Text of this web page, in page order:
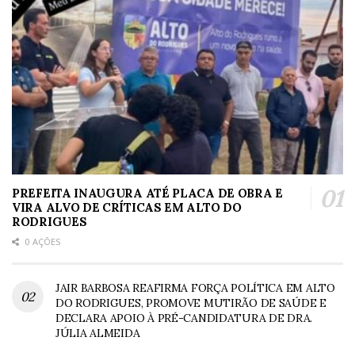
PREFEITA INAUGURA ATÉ PLACA DE OBRA E
VIRA ALVO DE CRÍTICAS EM ALTO DO
RODRIGUES
0 AÇÕES
JAIR BARBOSA REAFIRMA FORÇA POLÍTICA EM ALTO
DO RODRIGUES, PROMOVE MUTIRÃO DE SAÚDE E
DECLARA APOIO À PRÉ-CANDIDATURA DE DRA.
JÚLIA ALMEIDA